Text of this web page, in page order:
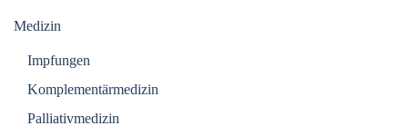
Medizin
Impfungen
Komplementärmedizin
Palliativmedizin